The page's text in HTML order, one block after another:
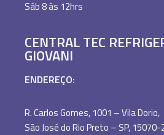
Sáb 8 às 12hrs
CENTRAL TEC
GIOVANI
ENDEREÇO:
R. Carlos Gomes, 1001 – Vila Dorio,
São José do Rio Preto – SP,